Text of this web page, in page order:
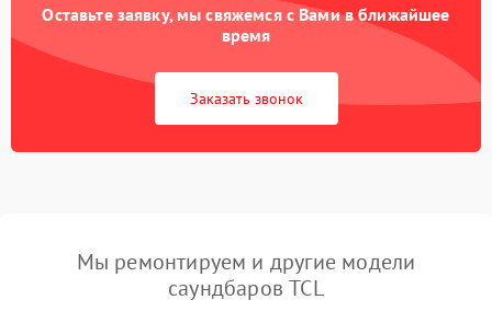
Оставьте заявку, мы свяжемся с Вами в ближайшее
время
Заказать звонок
Мы ремонтируем и другие модели
саундбаров TCL